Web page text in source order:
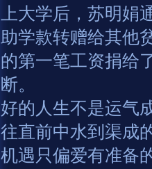
上大学后，苏明
助学款转赠给其他
的第一笔工资捐给
断。
好的人生不是运气
往直前中水到渠成
机遇只偏爱有准备